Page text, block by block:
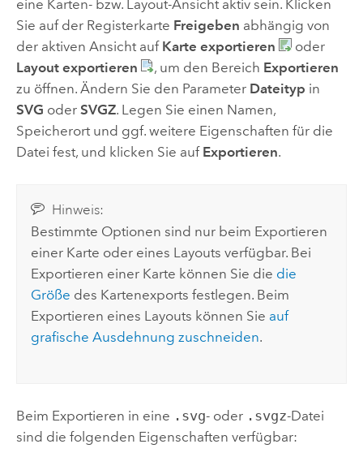
eine Karten- bzw. Layout-Ansicht aktiv sein. Klicken
Sie auf der Registerkarte Freigeben abhängig von
der aktiven Ansicht auf Karte exportieren
oder
Layout exportieren
, um den Bereich Exportieren
zu öffnen. Ändern Sie den Parameter Dateityp in
SVG oder SVGZ. Legen Sie einen Namen,
Speicherort und ggf. weitere Eigenschaften für die
Datei fest, und klicken Sie auf Exportieren.
Hinweis:
Bestimmte Optionen sind nur beim Exportieren
einer Karte oder eines Layouts verfügbar. Bei
Exportieren einer Karte können Sie die die
Größe des Kartenexports festlegen. Beim
Exportieren eines Layouts können Sie auf
grafische Ausdehnung zuschneiden.
Beim Exportieren in eine .svg- oder .svgz-Datei
sind die folgenden Eigenschaften verfügbar: